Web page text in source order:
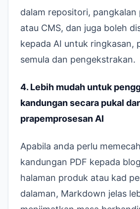
dalam repositori, pangkalan
atau CMS, dan juga boleh
kepada AI untuk ringkasan,
semula dan pengekstrakan.
4. Lebih mudah untuk
kandungan secara pukal
prapemprosesan AI
Apabila anda perlu
kandungan PDF kepada
halaman produk atau kad
dalaman, Markdown jelas